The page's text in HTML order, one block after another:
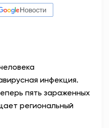
инфекция.
пять зараженных
региональный